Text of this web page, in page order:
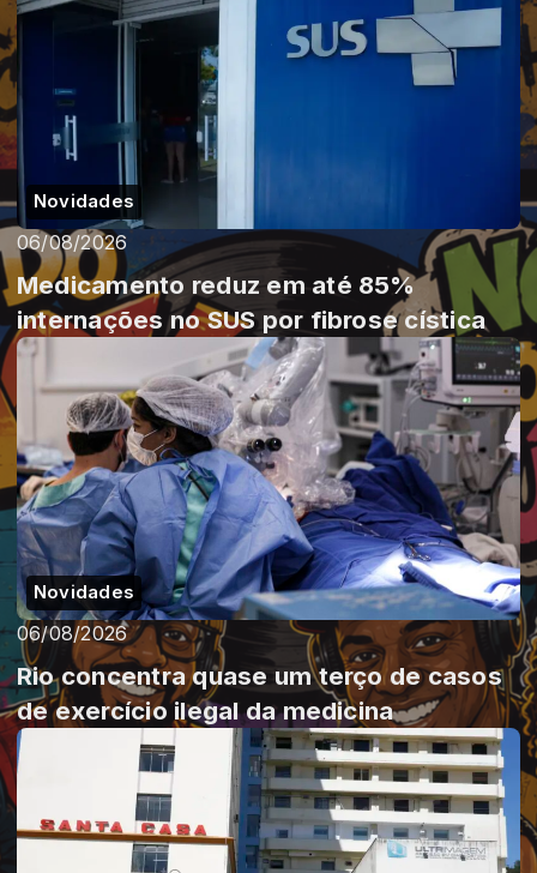
Novidades
06/08/2026
Medicamento reduz em até 85%
internações no SUS por fibrose cística
Novidades
06/08/2026
Rio concentra quase um terço de casos
de exercício ilegal da medicina